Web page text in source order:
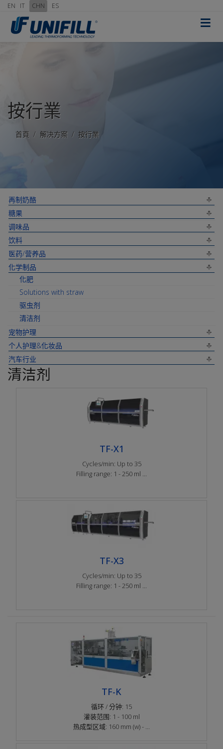
EN IT CHN ES
≡
按行業
首頁 解决方案 按行業
再制奶酪
糖果
调味品
饮料
医药/营养品
化学制品
化肥
Solutions with straw
驱虫剂
清洁剂
宠物护理
个人护理&化妆品
汽车行业
清洁剂
TF-X1
Cycles/min: Up to 35
Filling range: 1 - 250 ml ...
TF-X3
Cycles/min: Up to 35
Filling range: 1 - 250 ml ...
TF-K
循环 / 分钟: 15
灌装范围: 1 - 100 ml
热成型区域: 160 mm (w) - ...